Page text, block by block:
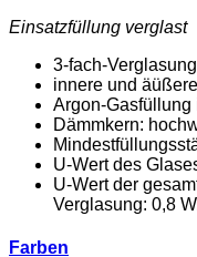
Einsatzfüllung verglast
3-fach-Verglasung
innere und
Argon-
Dämmkern:
U-Wert des
U-Wert der
Verglasung: 0,8
Farben